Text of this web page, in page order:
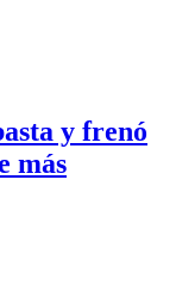
y frenó
más